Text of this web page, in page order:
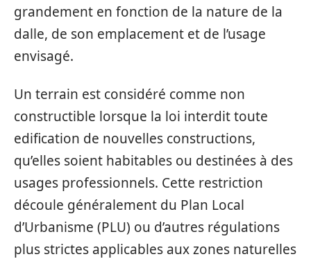
grandement en fonction de la nature de la
dalle, de son emplacement et de l’usage
envisagé.
Un terrain est considéré comme non
constructible lorsque la loi interdit toute
edification de nouvelles constructions,
qu’elles soient habitables ou destinées à des
usages professionnels. Cette restriction
découle généralement du Plan Local
d’Urbanisme (PLU) ou d’autres régulations
plus strictes applicables aux zones naturelles